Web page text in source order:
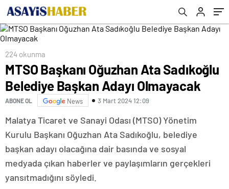
224 okunma
MTSO Başkanı Oğuzhan Ata Sadıkoğlu
Belediye Başkan Adayı Olmayacak
ABONE OL News 3 Mart 2024 12:09
Malatya Ticaret ve Sanayi Odası (MTSO) Yönetim
Kurulu Başkanı Oğuzhan Ata Sadıkoğlu, belediye
başkan adayı olacağına dair basında ve sosyal
medyada çıkan haberler ve paylaşımların gerçekleri
yansıtmadığını söyledi.